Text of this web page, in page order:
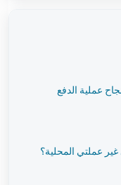
عملية الدفع
عملتي المحلية؟